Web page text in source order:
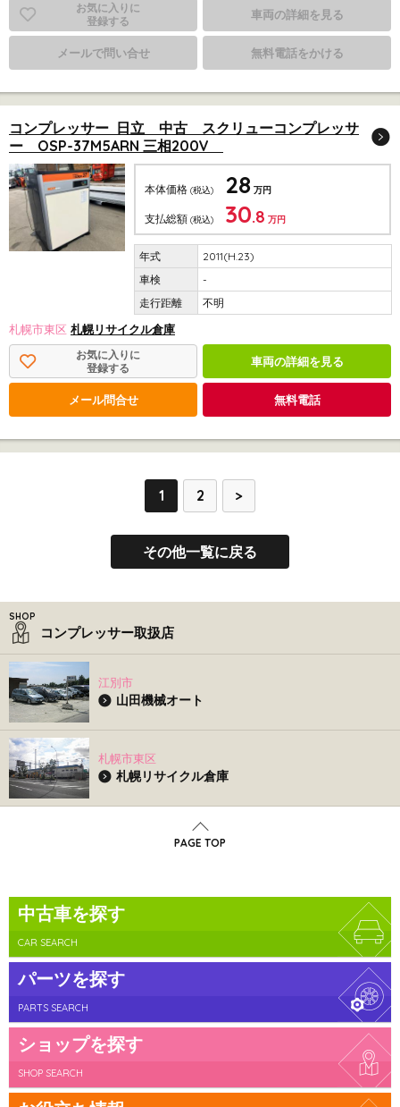
お気に入りに
登録する
車両の詳細を見る
メールで問い合せ 無料電話をかける
コンプレッサー 日立 中古 スクリューコンプレッサ
ー OSP-37M5ARN 三相200V
本体価格 (税込) 28 万円
支払総額 (税込) 30.8 万円
2011(H.23)
-
不明
札幌市東区 札幌リサイクル倉庫
お気に入りに
登録する
車両の詳細を見る
メール問合せ 無料電話
1 2 >
その他一覧に戻る
コンプレッサー取扱店
江別市
山田機械オート
札幌市東区
札幌リサイクル倉庫
PAGE TOP
中古車を探す
CAR SEARCH
パーツを探す
PARTS SEARCH
ショップを探す
SHOP SEARCH